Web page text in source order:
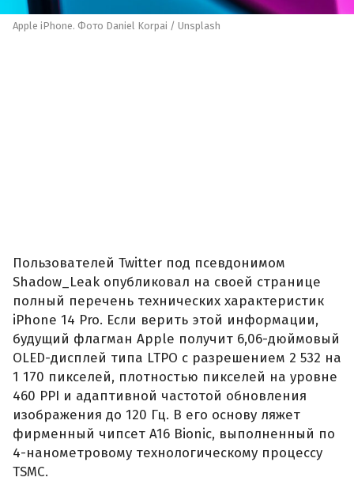
Apple iPhone. Фото Daniel Korpai / Unsplash
Пользователей Twitter под псевдонимом
Shadow_Leak опубликовал на своей странице
полный перечень технических характеристик
iPhone 14 Pro. Если верить этой информации,
будущий флагман Apple получит 6,06-дюймовый
OLED-дисплей типа LTPO с разрешением 2 532 на
1 170 пикселей, плотностью пикселей на уровне
460 PPI и адаптивной частотой обновления
изображения до 120 Гц. В его основу ляжет
фирменный чипсет A16 Bionic, выполненный по
4-нанометровому технологическому процессу
TSMC.